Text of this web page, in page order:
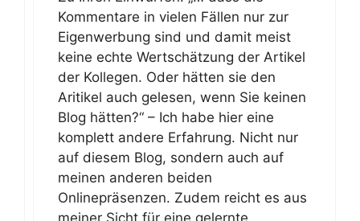
Kommentare in vielen Fällen nur zur
Eigenwerbung sind und damit meist
keine echte Wertschätzung der Artikel
der Kollegen. Oder hätten sie den
Aritikel auch gelesen, wenn Sie keinen
Blog hätten?“ – Ich habe hier eine
komplett andere Erfahrung. Nicht nur
auf diesem Blog, sondern auch auf
meinen anderen beiden
Onlinepräsenzen. Zudem reicht es aus
meiner Sicht für eine gelernte